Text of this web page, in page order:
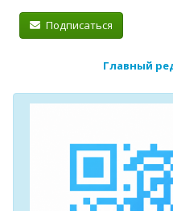
Подписаться
Главный